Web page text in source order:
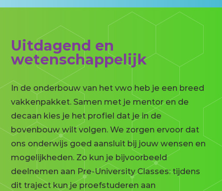
Uitdagend en
wetenschappelijk
In de onderbouw van het vwo heb je een breed
vakkenpakket. Samen met je mentor en de
decaan kies je het profiel dat je in de
bovenbouw wilt volgen. We zorgen ervoor dat
ons onderwijs goed aansluit bij jouw wensen en
mogelijkheden. Zo kun je bijvoorbeeld
deelnemen aan Pre-University Classes: tijdens
dit traject kun je proefstuderen aan